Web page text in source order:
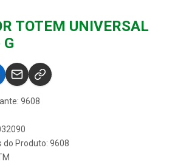
TOTEM UNIVERSAL
9608
do Produto: 9608